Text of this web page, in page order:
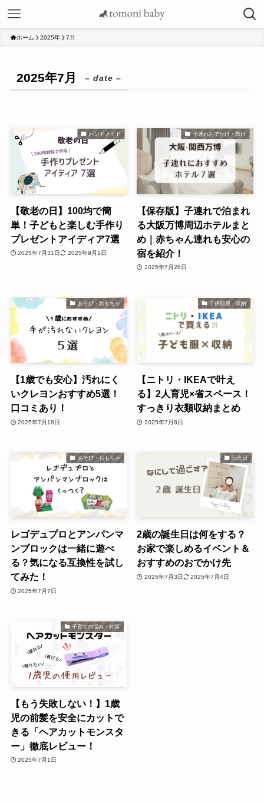
ホーム 2025年 7月
2025年7月 – date –
ハンドメイド
【敬老の日】100均で簡
単！子どもと楽しむ手作り
プレゼントアイディア7選
2025年7月31日 2025年9月1日
子連れおでかけ・旅行
【保存版】子連れで泊まれ
る大阪万博周辺ホテルまと
め｜赤ちゃん連れも安心の
宿を紹介！
2025年7月28日
あそび・おもちゃ
【1歳でも安心】汚れにく
いクレヨンおすすめ5選！
口コミあり！
2025年7月18日
子供部屋・収納
【ニトリ・IKEAで叶え
る】2人育児×省スペース！
すっきり衣類収納まとめ
2025年7月8日
あそび・おもちゃ
レゴデュプロとアンパンマ
ンブロックは一緒に遊べ
る？気になる互換性を試し
てみた！
2025年7月7日
記念日
2歳の誕生日は何をする？
お家で楽しめるイベント＆
おすすめのおでかけ先
2025年7月3日 2025年7月4日
子育ての悩み・対策
【もう失敗しない！】1歳
児の前髪を安全にカットで
きる「ヘアカットモンスタ
ー」徹底レビュー！
2025年7月1日